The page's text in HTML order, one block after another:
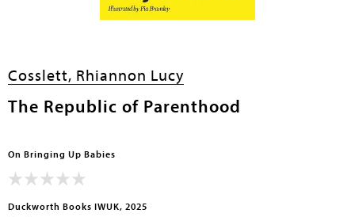
Cosslett, Rhiannon Lucy
The Republic of Parenthood
On Bringing Up Babies
Duckworth Books IWUK, 2025